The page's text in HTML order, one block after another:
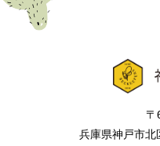
〒
兵庫県神戸市